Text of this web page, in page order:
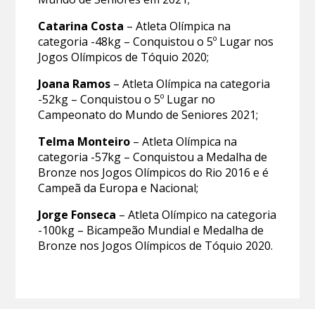
Catarina Costa – Atleta Olímpica na
categoria -48kg – Conquistou o 5º Lugar nos
Jogos Olímpicos de Tóquio 2020;
Joana Ramos – Atleta Olímpica na categoria
-52kg – Conquistou o 5º Lugar no
Campeonato do Mundo de Seniores 2021;
Telma Monteiro – Atleta Olímpica na
categoria -57kg – Conquistou a Medalha de
Bronze nos Jogos Olímpicos do Rio 2016 e é
Campeã da Europa e Nacional;
Jorge Fonseca – Atleta Olímpico na categoria
-100kg – Bicampeão Mundial e Medalha de
Bronze nos Jogos Olímpicos de Tóquio 2020.